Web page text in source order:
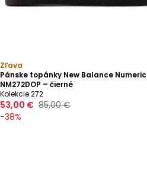
Zľava
Pánske topánky New Balance Numeric
NM272DOP – čierné
Kolekcie 272
53,00 € 85,00 €
-38%